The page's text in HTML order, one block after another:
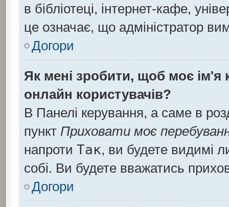
в бібліотеці, інтернет-кафе,
це означає, що адміністратор
Догори
Як мені зробити, щоб моє ім'я
онлайн користувачів?
В Панелі керування, а саме в
пункт Приховати моє
напроти Так, ви будете видимі
собі. Ви будете вважатись
Догори